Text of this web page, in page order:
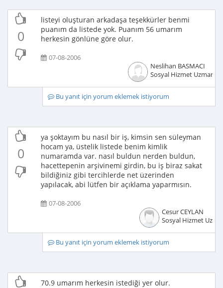
0
listeyi oluşturan arkadaşa teşekkürler benmi
puanım da listede yok. Puanım 56 umarım
herkesin gönlüne göre olur.
07-08-2006
Neslihan BASMACI
Sosyal Hizmet Uzmanı
Bu yanıt için yorum eklemek istiyorum
0
ya şoktayım bu nasıl bir iş, kimsin sen süleyman
hocam ya, üstelik listede benim kimlik
numaramda var. nasıl buldun nerden buldun,
hacettepenin arşivinemi girdin, bu iş biraz sakat
bildiğiniz gibi tercihlerde net üzerinden
yapılacak, abi lütfen bir açıklama yaparmısın.
07-08-2006
Cesur CEYLAN
Sosyal Hizmet
Bu yanıt için yorum eklemek istiyorum
70.9 umarım herkesin istediği yer olur.